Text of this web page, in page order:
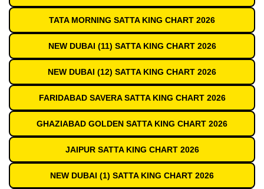
TATA MORNING SATTA KING CHART 2026
NEW DUBAI (11) SATTA KING CHART 2026
NEW DUBAI (12) SATTA KING CHART 2026
FARIDABAD SAVERA SATTA KING CHART 2026
GHAZIABAD GOLDEN SATTA KING CHART 2026
JAIPUR SATTA KING CHART 2026
NEW DUBAI (1) SATTA KING CHART 2026